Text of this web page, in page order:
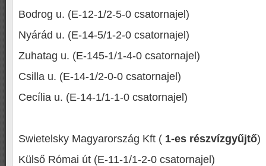
Bodrog u. (E-12-1/2-5-0 csatornajel)
Nyárád u. (E-14-5/1-2-0 csatornajel)
Zuhatag u. (E-145-1/1-4-0 csatornajel)
Csilla u. (E-14-1/2-0-0 csatornajel)
Cecília u. (E-14-1/1-1-0 csatornajel)
Swietelsky Magyarország Kft ( 1-es részvízgyűjtő)
Külső Római út (E-11-1/1-2-0 csatornajel)